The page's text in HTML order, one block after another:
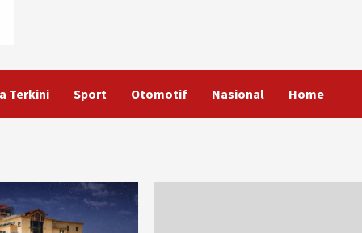
Terkini Sport Otomotif Nasional Home